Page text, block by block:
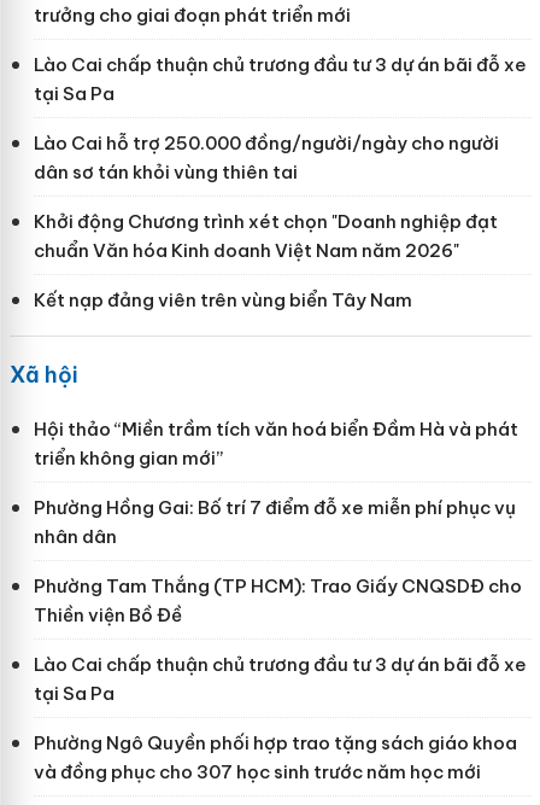
trưởng cho giai đoạn phát triển mới
Lào Cai chấp thuận chủ trương đầu tư 3 dự án bãi đỗ xe
tại Sa Pa
Lào Cai hỗ trợ 250.000 đồng/người/ngày cho người
dân sơ tán khỏi vùng thiên tai
Khởi động Chương trình xét chọn "Doanh nghiệp đạt
chuẩn Văn hóa Kinh doanh Việt Nam năm 2026"
Kết nạp đảng viên trên vùng biển Tây Nam
Xã hội
Hội thảo “Miền trầm tích văn hoá biển Đầm Hà và phát
triển không gian mới”
Phường Hồng Gai: Bố trí 7 điểm đỗ xe miễn phí phục vụ
nhân dân
Phường Tam Thắng (TP HCM): Trao Giấy CNQSDĐ cho
Thiền viện Bồ Đề
Lào Cai chấp thuận chủ trương đầu tư 3 dự án bãi đỗ xe
tại Sa Pa
Phường Ngô Quyền phối hợp trao tặng sách giáo khoa
và đồng phục cho 307 học sinh trước năm học mới